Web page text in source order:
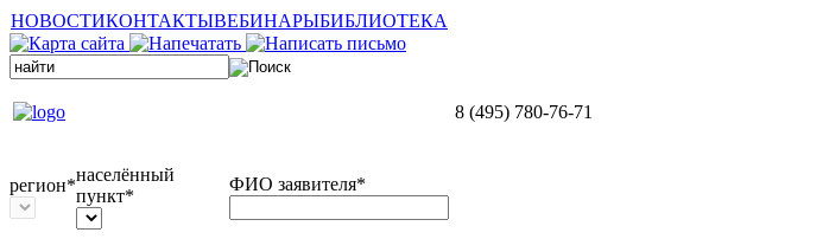
НОВОСТИКОНТАКТЫВЕБИНАРЫБИБЛИОТЕКА
8 (495) 780-76-71
регион*
населённый
пункт*
ФИО заявителя*